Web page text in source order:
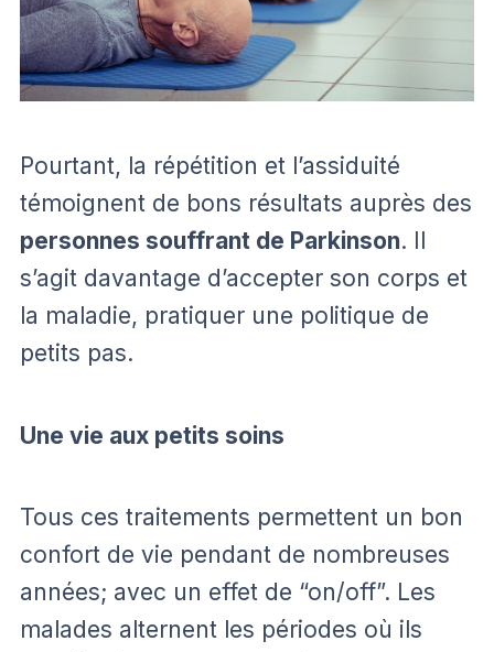
Pourtant, la répétition et l’assiduité
témoignent de bons résultats auprès des
personnes souffrant de Parkinson. Il
s’agit davantage d’accepter son corps et
la maladie, pratiquer une politique de
petits pas.
Une vie aux petits soins
Tous ces traitements permettent un bon
confort de vie pendant de nombreuses
années; avec un effet de “on/off”. Les
malades alternent les périodes où ils